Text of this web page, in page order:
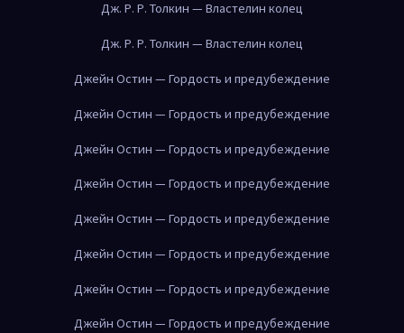
Дж. Р. Р. Толкин — Властелин колец
Дж. Р. Р. Толкин — Властелин колец
Джейн Остин — Гордость и предубеждение
Джейн Остин — Гордость и предубеждение
Джейн Остин — Гордость и предубеждение
Джейн Остин — Гордость и предубеждение
Джейн Остин — Гордость и предубеждение
Джейн Остин — Гордость и предубеждение
Джейн Остин — Гордость и предубеждение
Джейн Остин — Гордость и предубеждение